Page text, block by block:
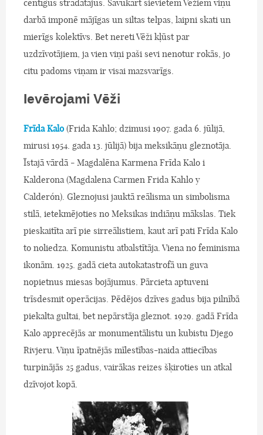
centīgus strādātājus. Savukārt sievietēm Vēžiem viņu
darbā imponē mājīgas un siltas telpas, laipni skati un
mierīgs kolektīvs. Bet nereti Vēži kļūst par
uzdzīvotājiem, ja vien viņi paši sevi nenotur rokās, jo
citu padoms viņam ir visai mazsvarīgs.
Ievērojami Vēži
Frīda Kalo(Frida Kahlo; dzimusi 1907. gada 6. jūlijā,
mirusi 1954. gada 13. jūlijā) bija meksikāņu gleznotāja.
Īstajā vārdā - Magdalēna Karmena Frīda Kalo i
Kalderona (Magdalena Carmen Frida Kahlo y
Calderón). Gleznojusi jauktā reālisma un simbolisma
stilā, ietekmējoties no Meksikas indiāņu mākslas. Tiek
pieskaitīta arī pie sirreālistiem, kaut arī pati Frīda Kalo
to noliedza. Komunistu atbalstītāja. Viena no feminisma
ikonām. 1925. gadā cieta autokatastrofā un guva
nopietnus miesas bojājumus. Pārcieta aptuveni
trīsdesmit operācijas. Pēdējos dzīves gadus bija pilnībā
piekalta gultai, bet nepārstāja gleznot. 1929. gadā Frīda
Kalo apprecējās ar monumentālistu un kubistu Djego
Rivjeru. Viņu īpatnējās mīlestības-naida attiecības
turpinājās 25 gadus, vairākas reizes šķiroties un atkal
dzīvojot kopā.